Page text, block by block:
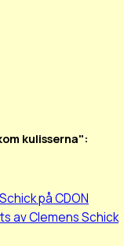
kulisserna":
på CDON
av Clemens Schick